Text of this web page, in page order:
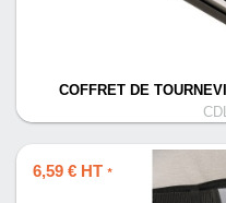
COFFRET DE
6,59 € HT *